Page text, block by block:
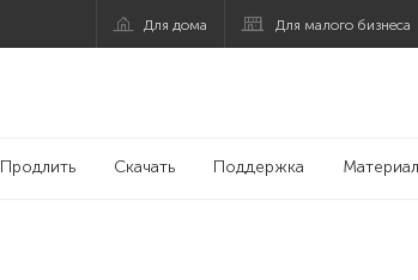
Для дома Для малого бизнеса
Продлить Скачать Поддержка